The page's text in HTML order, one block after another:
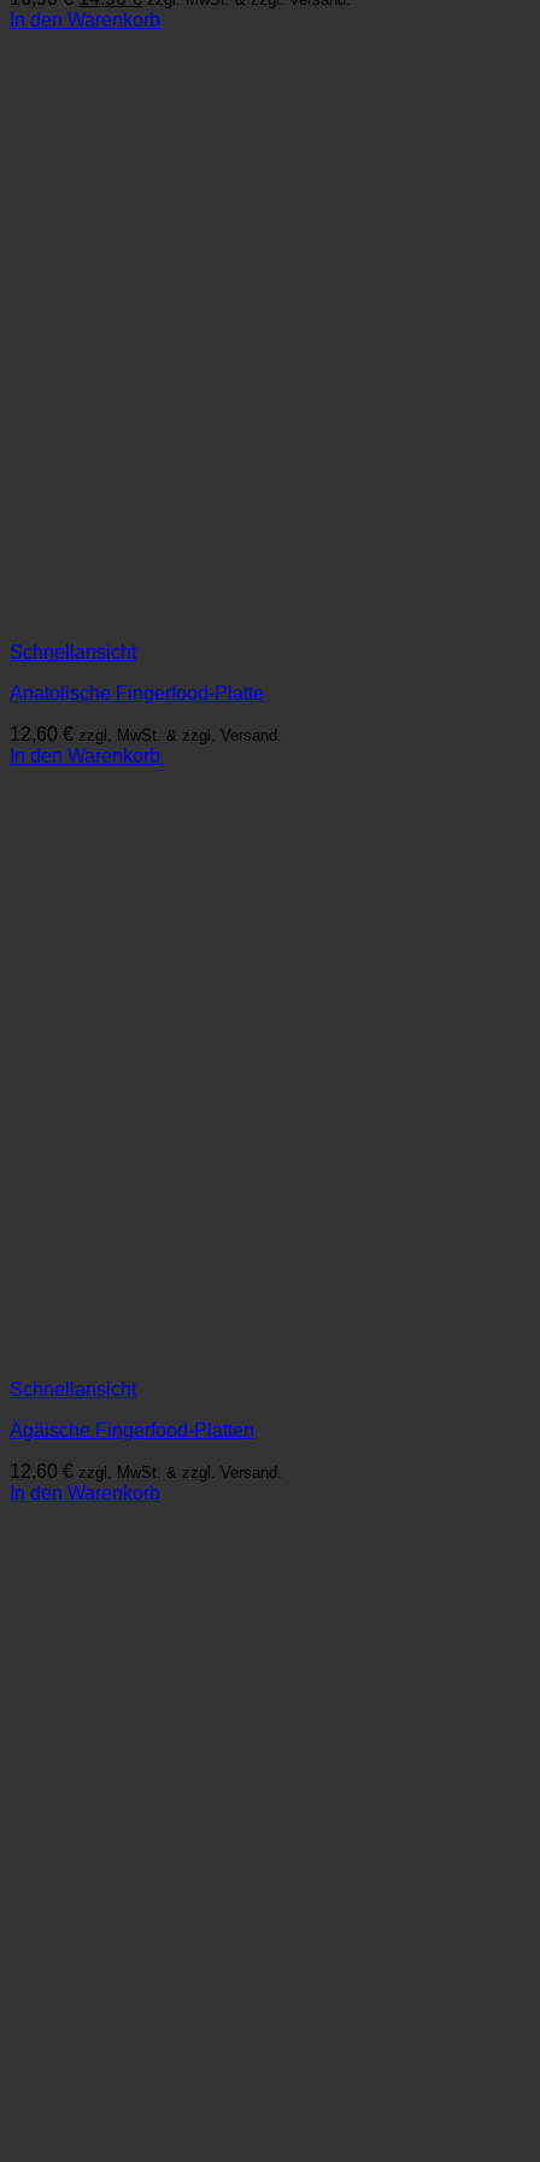
Preis
Preis
In den Warenkorb
Schnellansicht
Anatolische Fingerfood-Platte
12,60 € zzgl. MwSt. & zzgl. Versand.
In den Warenkorb
Schnellansicht
Ägäische Fingerfood-Platten
12,60 € zzgl. MwSt. & zzgl. Versand.
In den Warenkorb